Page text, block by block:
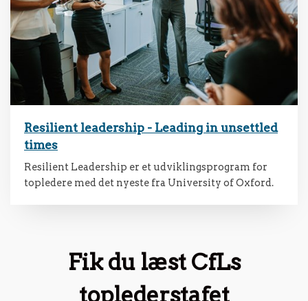
Resilient leadership - Leading in unsettled
times
Resilient Leadership er et udviklingsprogram for
topledere med det nyeste fra University of Oxford.
Fik du læst CfLs
toplederstafet